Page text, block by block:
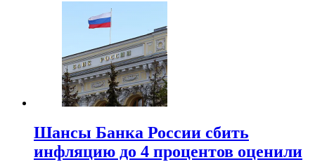
Шансы Банка России сбить
инфляцию до 4 процентов оценили